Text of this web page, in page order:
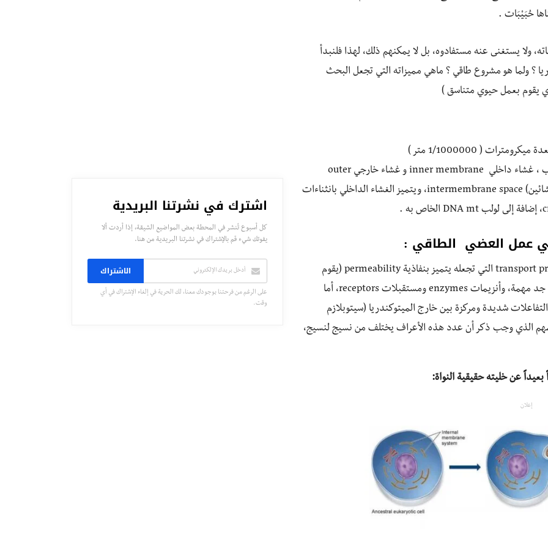
ولا يستغنى عنه مستفادوه، بل لا يمكنهم ذلك، لهذا فلنبدأ
؟ ولما هو مشروع طاقي ؟ ماهي مميزاته التي تجعل البحث
يقوم بعمل حيوي متناسق )
( 1/1000000 متر )
وعرضه بين 0.5 إلى 1 ميكروميتر ، بنيته مزدوجة التركيب ، غشاء داخلي inner membrane و غشاء خارجي outer
membrane يفصلهما حيز أو مساحة بيغشائية (بين الغشائين) intermembrane space، ويتميز الغشاء الداخلي بانثناءات
عمل العضي الطاقي :
الغشاء الخارجي يضم العديد من بروتينات النقل transport proteins التي تجعله يتميز بنفاذية permeability (يقوم
بتسيير المواد الحيوية التي تخرج وتدخل للميتوكوندريا) جد مهمة، وأنزيمات enzymes ومستقبلات receptors، أما
شديدة ومركزة بين خارج الميتوكندريا (سيتوبلازم
الذي وجب ذكر أن عدد هذه الأعراف يختلف من نسيج لنسيج،
إعلان
اشترك في نشرتنا البريدية
كل أسبوع تُنشر في المحطة بعض المواضيع الشيقة، إذا أردت ألا
يفوتك شيء قم بالإشتراك في نشرتنا البريدية من هنا.
الاشتراك
على الرغم من فرحتنا بوجودك معنا، لك الحرية في إلغاء الإشتراك في أي
وقت.